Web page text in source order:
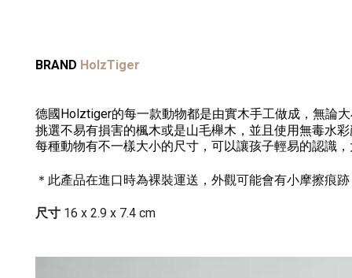
BRAND HolzTiger
德國Holztiger的每一款動物都是由實木手工做成，無論
挑選不易有損害的楓木或是山毛櫸木， 並且使用無毒水
每種動物有不一樣大小的尺寸，可以讓孩子輕易的認識
＊此產品在進口時為裸裝運送，外觀可能會有小摩擦痕
尺寸 16 x 2.9 x 7.4 cm